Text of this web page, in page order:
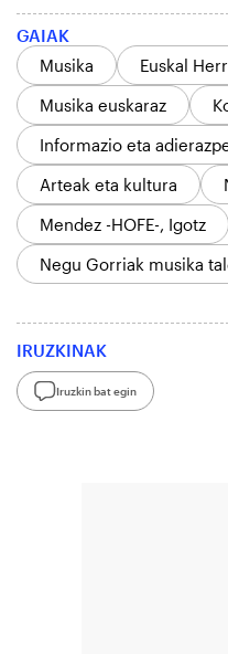
GAIAK
Musika
Euskal
Musika euskaraz
Informazio eta
Arteak eta kultura
Mendez -HOFE-, Igotz
Negu Gorriak musika
IRUZKINAK
Iruzkin bat egin